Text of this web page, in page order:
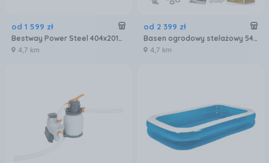
od 1 599 zł
Bestway Power Steel 404x201x100cm Z Pompą 56442
4,7 km
od 2 399 zł
Basen ogrodowy stelażowy 549 x 132 cm 11w1 Bestway 561KC
4,7 km